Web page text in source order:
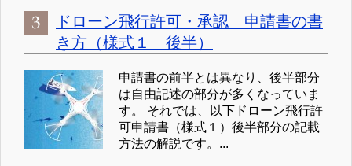
ドローン飛行許可・承認 申請書の書
き方（様式１ 後半）
申請書の前半とは異なり、後半部分
は自由記述の部分が多くなっていま
す。 それでは、以下ドローン飛行許
可申請書（様式１）後半部分の記載
方法の解説です。...